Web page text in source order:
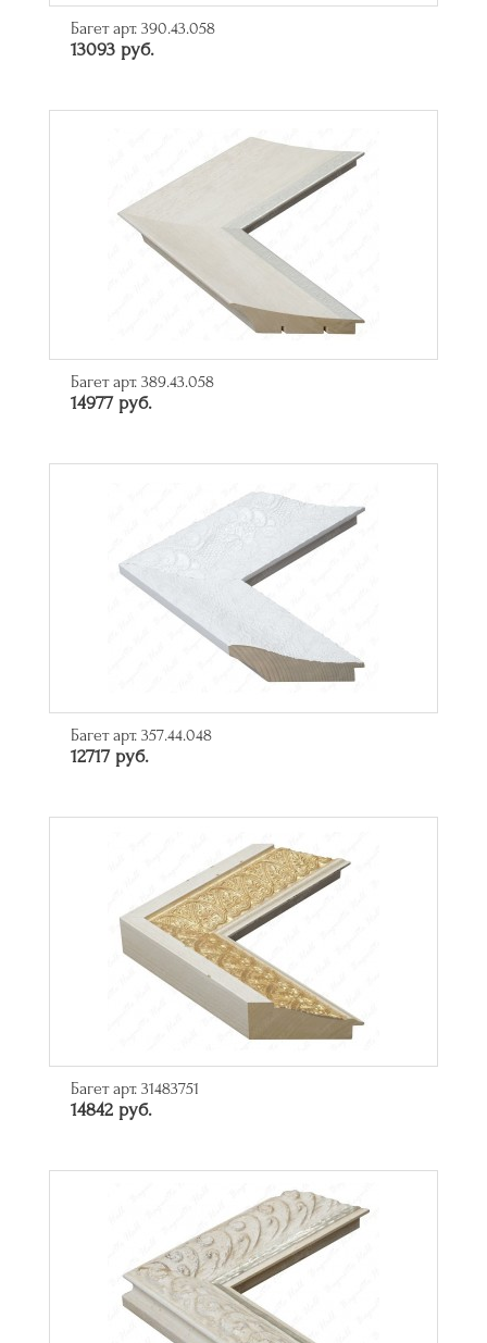
Багет арт. 390.43.058
13093 руб.
Багет арт. 389.43.058
14977 руб.
Багет арт. 357.44.048
12717 руб.
Багет арт. 31483751
14842 руб.